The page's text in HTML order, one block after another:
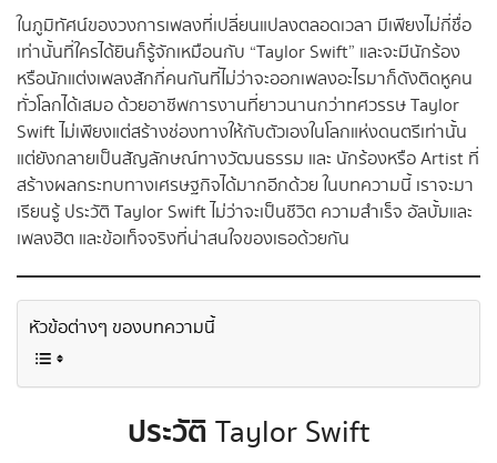
ในภูมิทัศน์ของวงการเพลงที่เปลี่ยนแปลงตลอดเวลา มีเพียงไม่กี่ชื่อ
เท่านั้นที่ใครได้ยินก็รู้จักเหมือนกับ “Taylor Swift” และจะมีนักร้อง
หรือนักแต่งเพลงสักกี่คนกันที่ไม่ว่าจะออกเพลงอะไรมาก็ดังติดหูคน
ทั่วโลกได้เสมอ ด้วยอาชีพการงานที่ยาวนานกว่าทศวรรษ Taylor
Swift ไม่เพียงแต่สร้างช่องทางให้กับตัวเองในโลกแห่งดนตรีเท่านั้น
แต่ยังกลายเป็นสัญลักษณ์ทางวัฒนธรรม และ นักร้องหรือ Artist ที่
สร้างผลกระทบทางเศรษฐกิจได้มากอีกด้วย ในบทความนี้ เราจะมา
เรียนรู้ ประวัติ Taylor Swift ไม่ว่าจะเป็นชีวิต ความสำเร็จ อัลบั้มและ
เพลงฮิต และข้อเท็จจริงที่น่าสนใจของเธอด้วยกัน
หัวข้อต่างๆ ของบทความนี้
ประวัติ Taylor Swift